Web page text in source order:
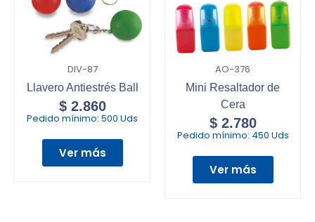
DIV-87
Llavero Antiestrés Ball
$2.860
Pedido mínimo: 500 Uds
Ver más
AO-376
Mini Resaltador de
Cera
$2.780
Pedido mínimo: 450 Uds
Ver más